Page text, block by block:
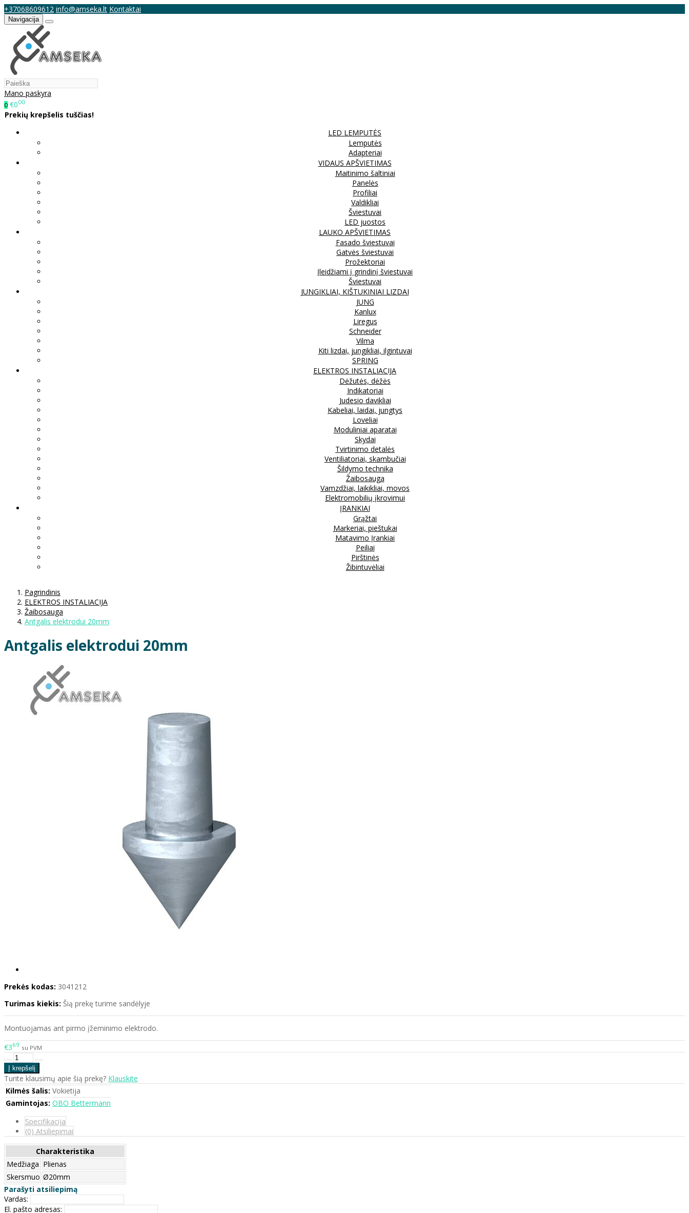
+37068609612 info@amseka.lt Kontaktai
Navigacija
Mano paskyra
0 €000
Prekių krepšelis tuščias!
LED LEMPUTĖS
Lemputės
Adapteriai
VIDAUS APŠVIETIMAS
Maitinimo šaltiniai
Panelės
Profiliai
Valdikliai
Šviestuvai
LED juostos
LAUKO APŠVIETIMAS
Fasado šviestuvai
Gatvės šviestuvai
Prožektoriai
Įleidžiami į grindinį šviestuvai
Šviestuvai
JUNGIKLIAI, KIŠTUKINIAI LIZDAI
JUNG
Kanlux
Liregus
Schneider
Vilma
Kiti lizdai, jungikliai, ilgintuvai
SPRING
ELEKTROS INSTALIACIJA
Dėžutės, dėžės
Indikatoriai
Judesio davikliai
Kabeliai, laidai, jungtys
Loveliai
Moduliniai aparatai
Skydai
Tvirtinimo detalės
Ventiliatoriai, skambučiai
Šildymo technika
Žaibosauga
Vamzdžiai, laikikliai, movos
Elektromobilių įkrovimui
ĮRANKIAI
Grąžtai
Markeriai, pieštukai
Matavimo Įrankiai
Peiliai
Pirštinės
Žibintuvėliai
Pagrindinis
ELEKTROS INSTALIACIJA
Žaibosauga
Antgalis elektrodui 20mm
Antgalis elektrodui 20mm
Prekės kodas: 3041212
Turimas kiekis: Šią prekę turime sandėlyje
Montuojamas ant pirmo įžeminimo elektrodo.
€369 su PVM
Turite klausimų apie šią prekę? Klauskite
Kilmės šalis: Vokietija
Gamintojas: OBO Bettermann
Specifikacija
(0) Atsiliepimai
Charakteristika
Medžiaga Plienas
Skersmuo Ø20mm
Parašyti atsiliepimą
Vardas:
El. pašto adresas: